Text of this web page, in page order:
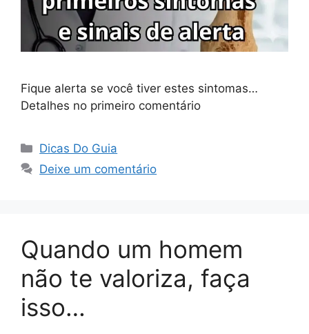
Fique alerta se você tiver estes sintomas…
Detalhes no primeiro comentário
Categorias
Dicas Do Guia
Deixe um comentário
Quando um homem
não te valoriza, faça
isso…